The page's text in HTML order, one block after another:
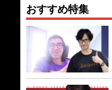
おすすめ特集